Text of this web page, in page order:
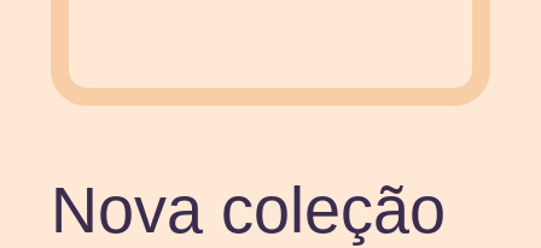
Nova coleção